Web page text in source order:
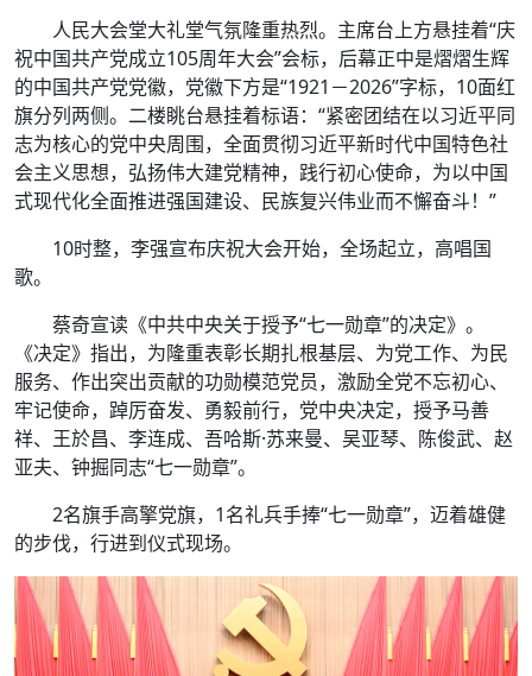
人民大会堂大礼堂气氛隆重热烈。主席台上方悬挂着“庆
祝中国共产党成立105周年大会”会标，后幕正中是熠熠生辉
的中国共产党党徽，党徽下方是“1921－2026”字标，10面红
旗分列两侧。二楼眺台悬挂着标语：“紧密团结在以习近平同
志为核心的党中央周围，全面贯彻习近平新时代中国特色社
会主义思想，弘扬伟大建党精神，践行初心使命，为以中国
式现代化全面推进强国建设、民族复兴伟业而不懈奋斗！”
10时整，李强宣布庆祝大会开始，全场起立，高唱国
歌。
蔡奇宣读《中共中央关于授予“七一勋章”的决定》。
《决定》指出，为隆重表彰长期扎根基层、为党工作、为民
服务、作出突出贡献的功勋模范党员，激励全党不忘初心、
牢记使命，踔厉奋发、勇毅前行，党中央决定，授予马善
祥、王於昌、李连成、吾哈斯·苏来曼、吴亚琴、陈俊武、赵
亚夫、钟掘同志“七一勋章”。
2名旗手高擎党旗，1名礼兵手捧“七一勋章”，迈着雄健
的步伐，行进到仪式现场。